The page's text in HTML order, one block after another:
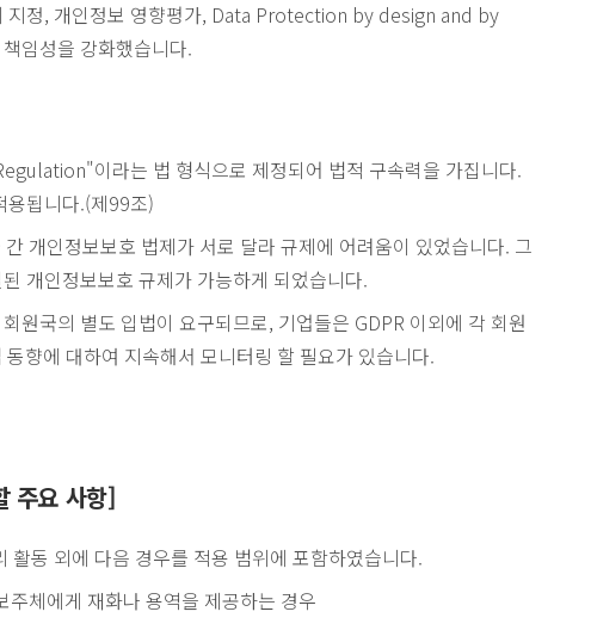
지정, 개인정보 영향평가, Data Protection by design and by
임성을 강화했습니다.
이라는 법 형식으로 제정되어 법적 구속력을 가집니다.
용됩니다.(제99조)
개인정보보호 법제가 서로 달라 규제에 어려움이 있었습니다. 그
개인정보보호 규제가 가능하게 되었습니다.
원국의 별도 입법이 요구되므로, 기업들은 GDPR 이외에 각 회원
향에 대하여 지속해서 모니터링 할 필요가 있습니다.
주요 사항]
활동 외에 다음 경우를 적용 범위에 포함하였습니다.
체에게 재화나 용역을 제공하는 경우